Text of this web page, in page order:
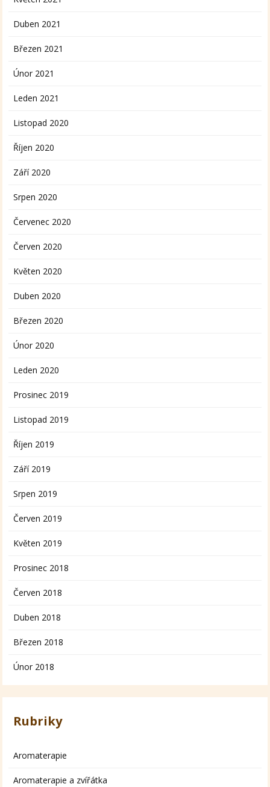
Duben 2021
Březen 2021
Únor 2021
Leden 2021
Listopad 2020
Říjen 2020
Září 2020
Srpen 2020
Červenec 2020
Červen 2020
Květen 2020
Duben 2020
Březen 2020
Únor 2020
Leden 2020
Prosinec 2019
Listopad 2019
Říjen 2019
Září 2019
Srpen 2019
Červen 2019
Květen 2019
Prosinec 2018
Červen 2018
Duben 2018
Březen 2018
Únor 2018
Rubriky
Aromaterapie
Aromaterapie a zvířátka